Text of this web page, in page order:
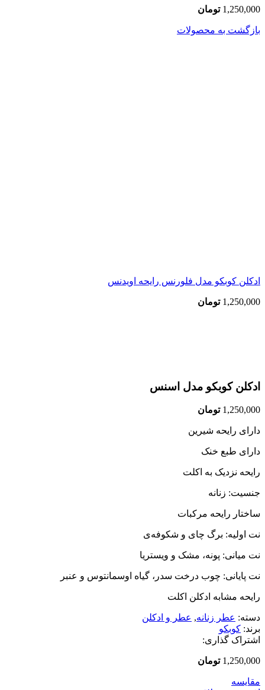
1,250,000 تومان
بازگشت به محصولات
ادکلن کوبکو مدل فلورنس رایحه اویدنس
1,250,000 تومان
ادکلن کوبکو مدل اسنس
1,250,000 تومان
دارای رایحه شیرین
دارای طبع خنک
رایحه نزدیک به اکلت
جنسیت: زنانه
ساختار رایحه مرکبات
نت اولیه: برگ چای و شکوفه‌ی
نت میانی: پونه، مشک و ویستریا
نت پایانی: چوب درخت سدر، گیاه اوسمانتوس و عنبر
رایحه مشابه ادکلن اکلت
دسته: عطر زنانه, عطر و ادکلن
برند: کوبکو
اشتراک گذاری:
1,250,000 تومان
مقایسه